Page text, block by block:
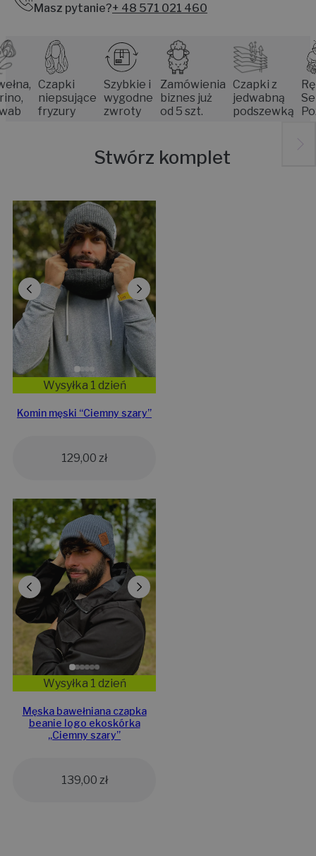
Masz pytanie?+ 48 571 021 460
Czapki
niepsujące
fryzury
Szybkie i
wygodne
zwroty
Zamówienia
biznes już
od 5 szt.
Czapki z
jedwabną
podszewką
Stwórz komplet
Wysyłka 1 dzień
Komin męski “Ciemny szary”
129,00 zł
Wysyłka 1 dzień
Męska bawełniana czapka
beanie logo ekoskórka
„Ciemny szary”
139,00 zł